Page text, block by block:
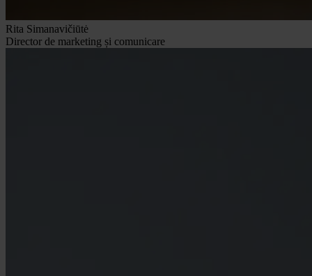
Rita Simanavičiūtė
Director de marketing și comunicare